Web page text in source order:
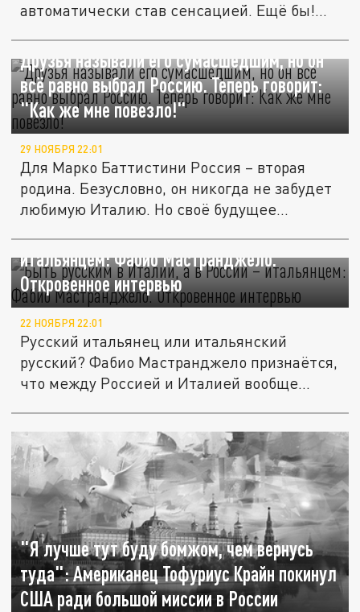
автоматически став сенсацией. Ещё бы!...
Друзья называли его сумасшедшим, но он
всё равно выбрал Россию. Теперь говорит:
"Как же мне повезло!"
29 НОЯБРЯ 22:01
Для Марко Баттистини Россия – вторая
родина. Безусловно, он никогда не забудет
любимую Италию. Но своё будущее...
Быть русским в Италии, а в России –
итальянцем: Фабио Мастранджело.
Откровенное интервью
22 НОЯБРЯ 22:01
Русский итальянец или итальянский
русский? Фабио Мастранджело признаётся,
что между Россией и Италией вообще...
"Я лучше тут буду бомжом, чем вернусь
туда": Американец Тофуриус Крайн покинул
США ради большой миссии в России